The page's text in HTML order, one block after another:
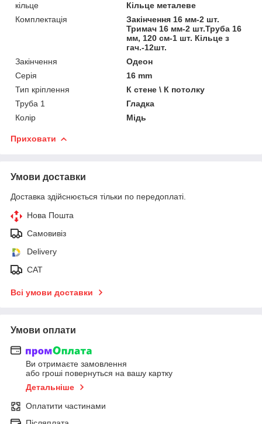
кільце
Кільце металеве
Комплектація
Закінчення 16 мм-2 шт.
Тримач 16 мм-2 шт.Труба 16
мм, 120 см-1 шт. Кільце з
гач.-12шт.
Закінчення
Одеон
Серія
16 mm
Тип кріплення
К стене \ К потолку
Труба 1
Гладка
Колір
Мідь
Приховати
Умови доставки
Доставка здійснюється тільки по передоплаті.
Нова Пошта
Самовивіз
Delivery
САТ
Всі умови доставки
Умови оплати
Ви отримаєте замовлення
або гроші повернуться на вашу картку
Детальніше
Оплатити частинами